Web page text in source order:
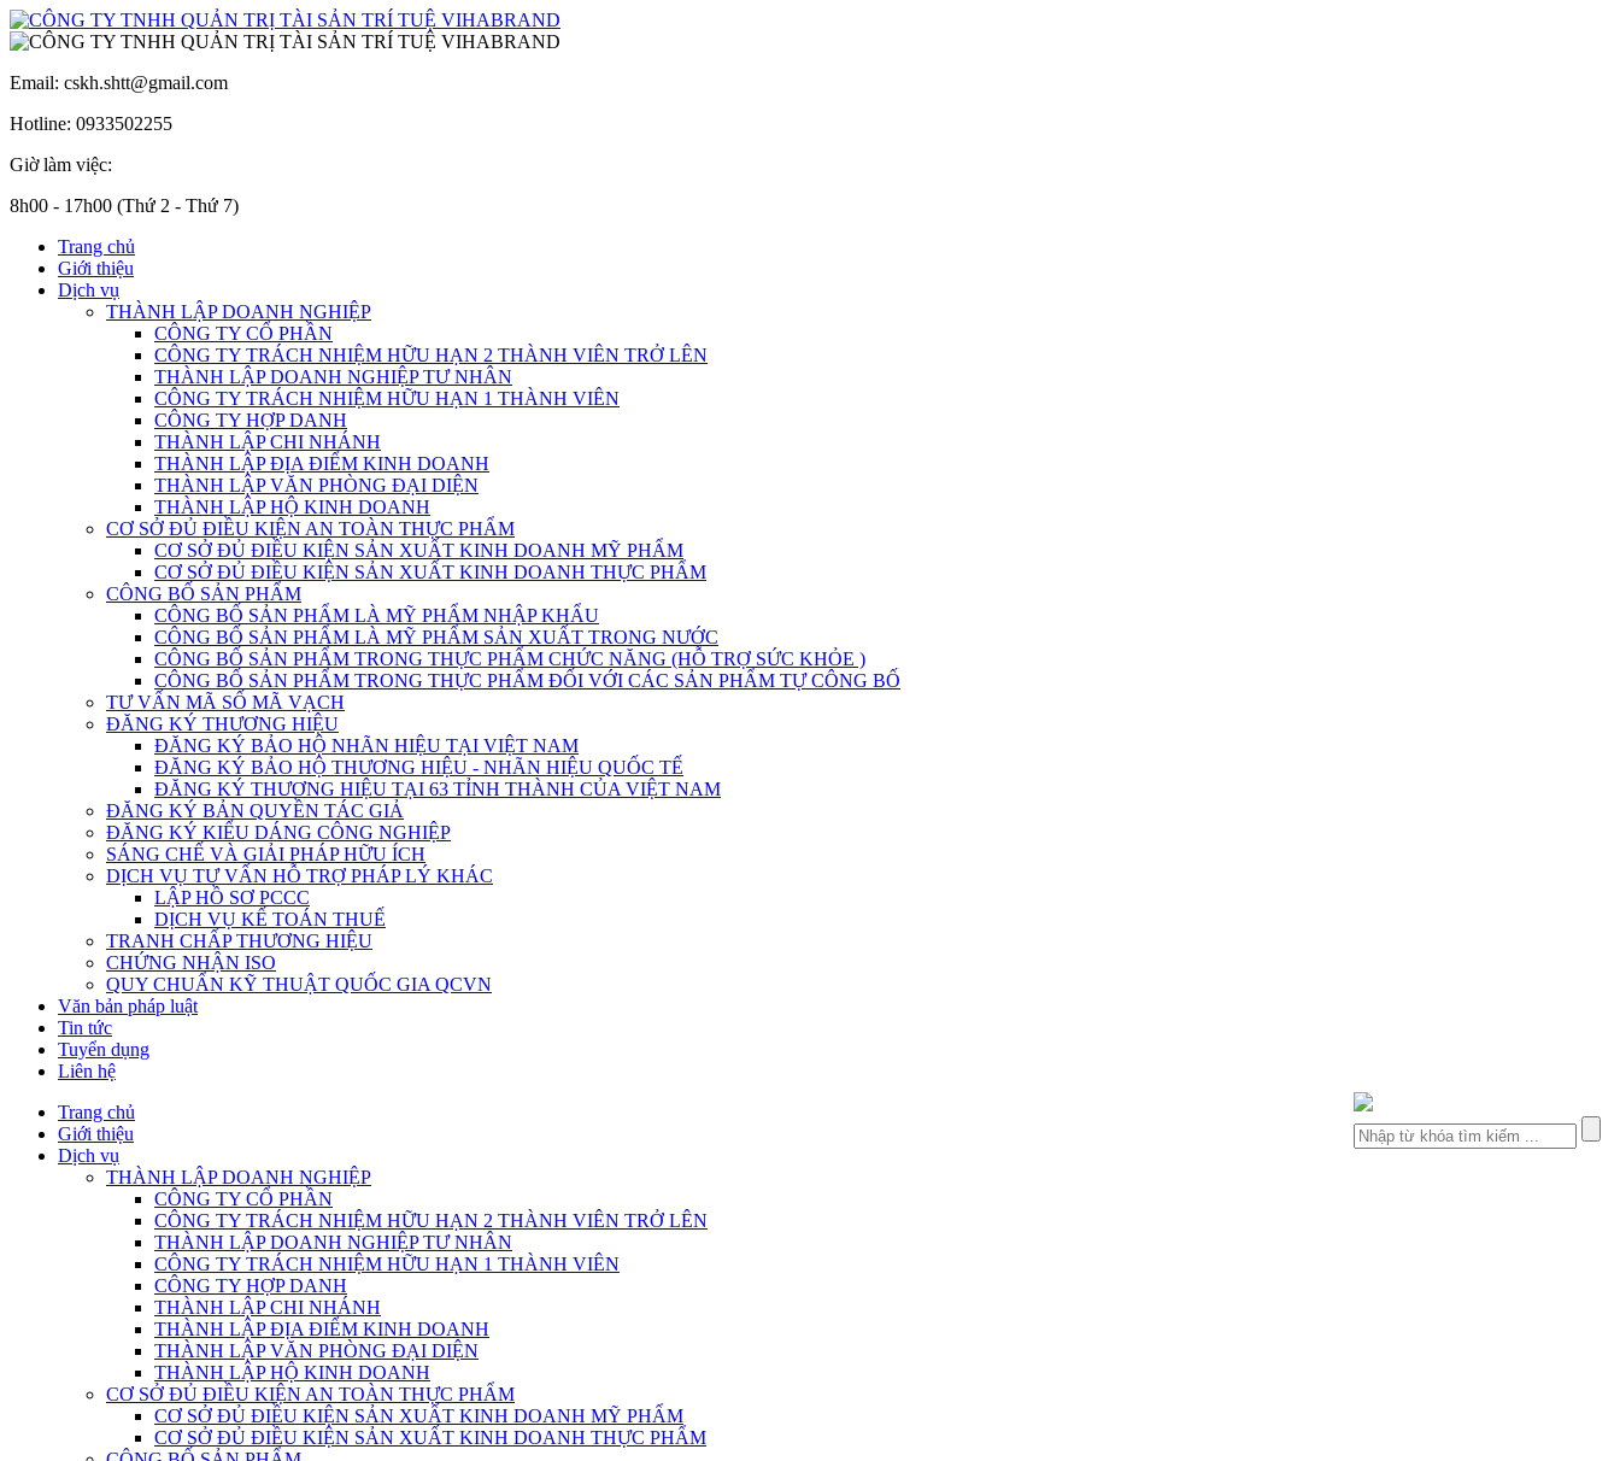
Email: cskh.shtt@gmail.com
Hotline: 0933502255
Giờ làm việc:
8h00 - 17h00 (Thứ 2 - Thứ 7)
Trang chủ
Giới thiệu
Dịch vụ
THÀNH LẬP DOANH NGHIỆP
CÔNG TY CỔ PHẦN
CÔNG TY TRÁCH NHIỆM HỮU HẠN 2 THÀNH VIÊN TRỞ LÊN
THÀNH LẬP DOANH NGHIỆP TƯ NHÂN
CÔNG TY TRÁCH NHIỆM HỮU HẠN 1 THÀNH VIÊN
CÔNG TY HỢP DANH
THÀNH LẬP CHI NHÁNH
THÀNH LẬP ĐỊA ĐIỂM KINH DOANH
THÀNH LẬP VĂN PHÒNG ĐẠI DIỆN
THÀNH LẬP HỘ KINH DOANH
CƠ SỞ ĐỦ ĐIỀU KIỆN AN TOÀN THỰC PHẨM
CƠ SỞ ĐỦ ĐIỀU KIỆN SẢN XUẤT KINH DOANH MỸ PHẨM
CƠ SỞ ĐỦ ĐIỀU KIỆN SẢN XUẤT KINH DOANH THỰC PHẨM
CÔNG BỐ SẢN PHẨM
CÔNG BỐ SẢN PHẨM LÀ MỸ PHẨM NHẬP KHẨU
CÔNG BỐ SẢN PHẨM LÀ MỸ PHẨM SẢN XUẤT TRONG NƯỚC
CÔNG BỐ SẢN PHẨM TRONG THỰC PHẨM CHỨC NĂNG (HỖ TRỢ SỨC KHỎE )
CÔNG BỐ SẢN PHẨM TRONG THỰC PHẨM ĐỐI VỚI CÁC SẢN PHẨM TỰ CÔNG BỐ
TƯ VẤN MÃ SỐ MÃ VẠCH
ĐĂNG KÝ THƯƠNG HIỆU
ĐĂNG KÝ BẢO HỘ NHÃN HIỆU TẠI VIỆT NAM
ĐĂNG KÝ BẢO HỘ THƯƠNG HIỆU - NHÃN HIỆU QUỐC TẾ
ĐĂNG KÝ THƯƠNG HIỆU TẠI 63 TỈNH THÀNH CỦA VIỆT NAM
ĐĂNG KÝ BẢN QUYỀN TÁC GIẢ
ĐĂNG KÝ KIỂU DÁNG CÔNG NGHIỆP
SÁNG CHẾ VÀ GIẢI PHÁP HỮU ÍCH
DỊCH VỤ TƯ VẤN HỖ TRỢ PHÁP LÝ KHÁC
LẬP HỒ SƠ PCCC
DỊCH VỤ KẾ TOÁN THUẾ
TRANH CHẤP THƯƠNG HIỆU
CHỨNG NHẬN ISO
QUY CHUẨN KỸ THUẬT QUỐC GIA QCVN
Văn bản pháp luật
Tin tức
Tuyển dụng
Liên hệ
Trang chủ
Giới thiệu
Dịch vụ
THÀNH LẬP DOANH NGHIỆP
CÔNG TY CỔ PHẦN
CÔNG TY TRÁCH NHIỆM HỮU HẠN 2 THÀNH VIÊN TRỞ LÊN
THÀNH LẬP DOANH NGHIỆP TƯ NHÂN
CÔNG TY TRÁCH NHIỆM HỮU HẠN 1 THÀNH VIÊN
CÔNG TY HỢP DANH
THÀNH LẬP CHI NHÁNH
THÀNH LẬP ĐỊA ĐIỂM KINH DOANH
THÀNH LẬP VĂN PHÒNG ĐẠI DIỆN
THÀNH LẬP HỘ KINH DOANH
CƠ SỞ ĐỦ ĐIỀU KIỆN AN TOÀN THỰC PHẨM
CƠ SỞ ĐỦ ĐIỀU KIỆN SẢN XUẤT KINH DOANH MỸ PHẨM
CƠ SỞ ĐỦ ĐIỀU KIỆN SẢN XUẤT KINH DOANH THỰC PHẨM